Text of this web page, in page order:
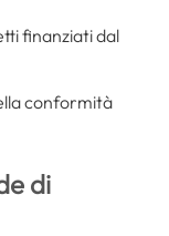
finanziati dal
conformità
di